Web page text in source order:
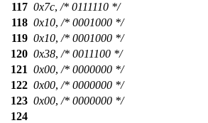
117 0x7c, /* 0111110 */
118 0x10, /* 0001000 */
119 0x10, /* 0001000 */
120 0x38, /* 0011100 */
121 0x00, /* 0000000 */
122 0x00, /* 0000000 */
123 0x00, /* 0000000 */
124